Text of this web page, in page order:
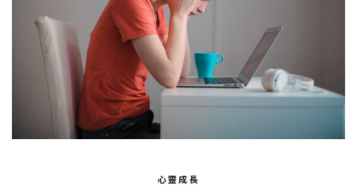
心靈成長